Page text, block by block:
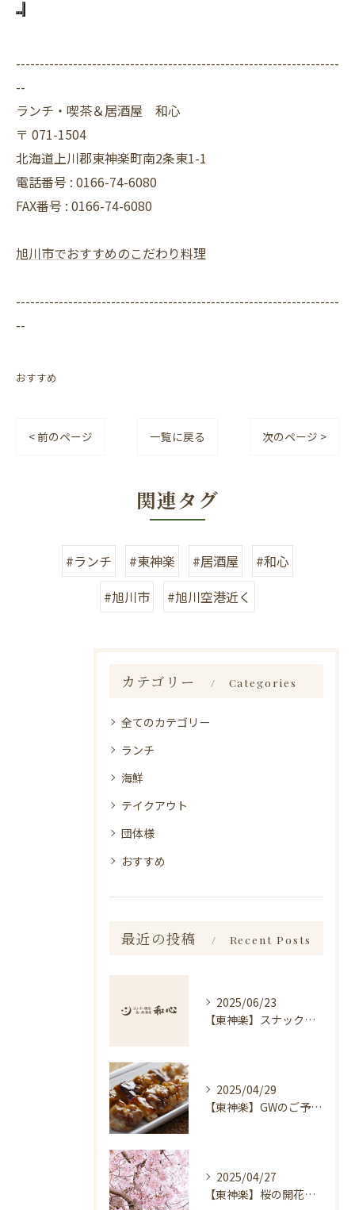
--------------------------------------------------------------------
--
ランチ・喫茶＆居酒屋 和心
〒 071-1504
北海道上川郡東神楽町南2条東1-1
電話番号 : 0166-74-6080
FAX番号 : 0166-74-6080
旭川市でおすすめのこだわり料理
--------------------------------------------------------------------
--
おすすめ
< 前のページ 一覧に戻る 次のページ >
関連タグ
#ランチ #東神楽 #居酒屋
#和心
#旭川市
#旭川空港近く
カテゴリー Categories
全てのカテゴリー
ランチ
海鮮
テイクアウト
団体様
おすすめ
最近の投稿 Recent Posts
2025/06/23
【東神楽】スナック琥珀についてのお知らせ｜ランチ・喫茶＆居酒屋 和心
2025/04/29
【東神楽】GWのご予約受付中！｜ランチ・喫茶＆居酒屋 和心
2025/04/27
【東神楽】桜の開花情報＆お花見スポット｜ランチ・喫茶＆居酒屋 和心